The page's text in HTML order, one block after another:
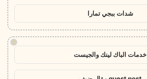
شدات ببجي تمارا
!
خدمات الباك لينك والجيست